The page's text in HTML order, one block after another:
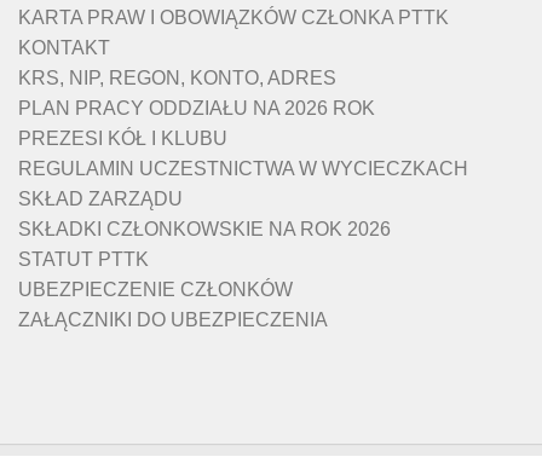
KARTA PRAW I OBOWIĄZKÓW CZŁONKA PTTK
KONTAKT
KRS, NIP, REGON, KONTO, ADRES
PLAN PRACY ODDZIAŁU NA 2026 ROK
PREZESI KÓŁ I KLUBU
REGULAMIN UCZESTNICTWA W WYCIECZKACH
SKŁAD ZARZĄDU
SKŁADKI CZŁONKOWSKIE NA ROK 2026
STATUT PTTK
UBEZPIECZENIE CZŁONKÓW
ZAŁĄCZNIKI DO UBEZPIECZENIA